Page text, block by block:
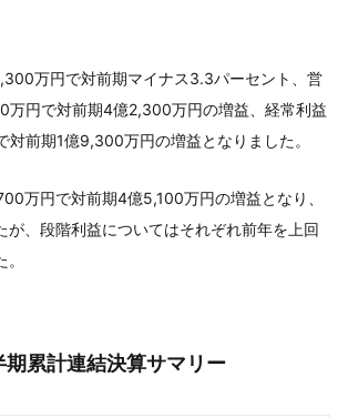
万円で対前期マイナス3.3パーセント、営
万円で対前期4億2,300万円の増益、経常利益
前期1億9,300万円の増益となりました。
万円で対前期4億5,100万円の増益となり、
が、段階利益についてはそれぞれ前年を上回
期累計連結決算サマリー